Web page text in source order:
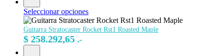
Seleccionar opciones
Guitarra Stratocaster Rocket Rst1 Roasted Maple
$ 258.292,65 .-